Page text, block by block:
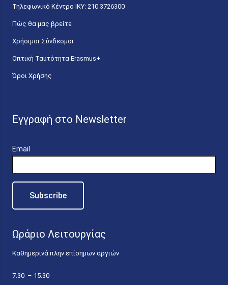
Τηλεφωνικό Κέντρο IKY: 210 3726300
Πώς θα μας βρείτε
Χρήσιμοι Σύνδεσμοι
Οπτική Ταυτότητα Erasmus+
Όροι Χρήσης
Εγγραφή στο Newsletter
Email
Ωράριο Λειτουργίας
Καθημερινά πλην επίσημων αργιών
7.30 – 15.30